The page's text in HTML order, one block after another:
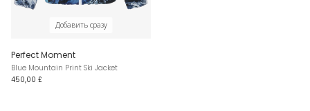
Добавить сразу
Perfect Moment
Blue Mountain Print Ski Jacket
450,00 £